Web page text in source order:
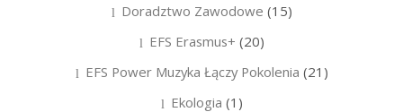
Doradztwo Zawodowe (15)
EFS Erasmus+ (20)
EFS Power Muzyka Łączy Pokolenia (21)
Ekologia (1)